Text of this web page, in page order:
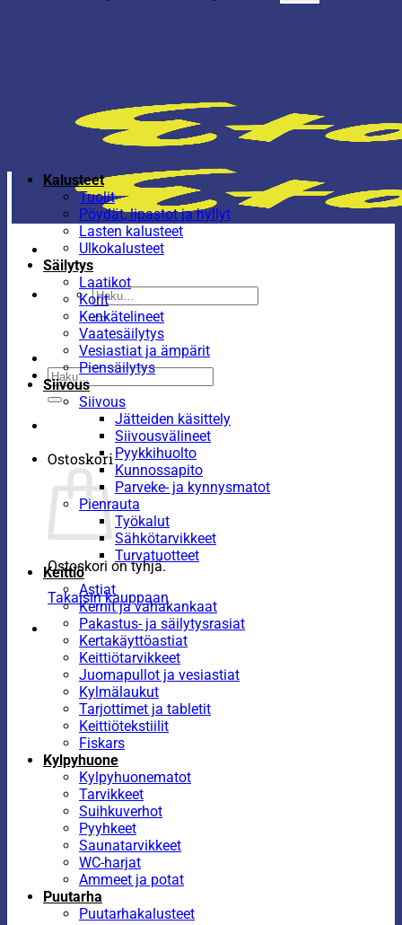
Etsi:
Etsi:
Ostoskori
Ostoskori on tyhjä.
Takaisin kauppaan
Kalusteet
Tuolit
Pöydät, lipastot ja hyllyt
Lasten kalusteet
Ulkokalusteet
Säilytys
Laatikot
Korit
Kenkätelineet
Vaatesäilytys
Vesiastiat ja ämpärit
Piensäilytys
Siivous
Siivous
Jätteiden käsittely
Siivousvälineet
Pyykkihuolto
Kunnossapito
Parveke- ja kynnysmatot
Pienrauta
Työkalut
Sähkötarvikkeet
Turvatuotteet
Keittiö
Astiat
Kernit ja vahakankaat
Pakastus- ja säilytysrasiat
Kertakäyttöastiat
Keittiötarvikkeet
Juomapullot ja vesiastiat
Kylmälaukut
Tarjottimet ja tabletit
Keittiötekstiilit
Fiskars
Kylpyhuone
Kylpyhuonematot
Tarvikkeet
Suihkuverhot
Pyyhkeet
Saunatarvikkeet
WC-harjat
Ammeet ja potat
Puutarha
Puutarhakalusteet